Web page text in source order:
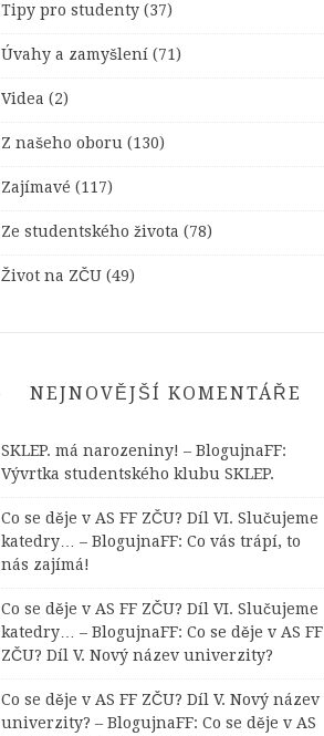
Tipy pro studenty (37)
Úvahy a zamyšlení (71)
Videa (2)
Z našeho oboru (130)
Zajímavé (117)
Ze studentského života (78)
Život na ZČU (49)
NEJNOVĚJŠÍ KOMENTÁŘE
SKLEP. má narozeniny! – BlogujnaFF:
Vývrtka studentského klubu SKLEP.
Co se děje v AS FF ZČU? Díl VI. Slučujeme
katedry… – BlogujnaFF: Co vás trápí, to
nás zajímá!
Co se děje v AS FF ZČU? Díl VI. Slučujeme
katedry… – BlogujnaFF: Co se děje v AS FF
ZČU? Díl V. Nový název univerzity?
Co se děje v AS FF ZČU? Díl V. Nový název
univerzity? – BlogujnaFF: Co se děje v AS